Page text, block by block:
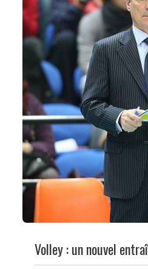
Volley : un nouvel